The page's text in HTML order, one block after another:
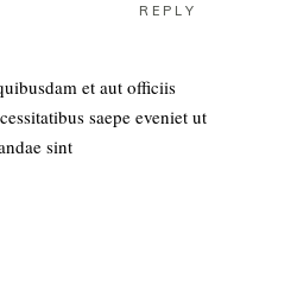
REPLY
et aut officiis
saepe eveniet ut
sint